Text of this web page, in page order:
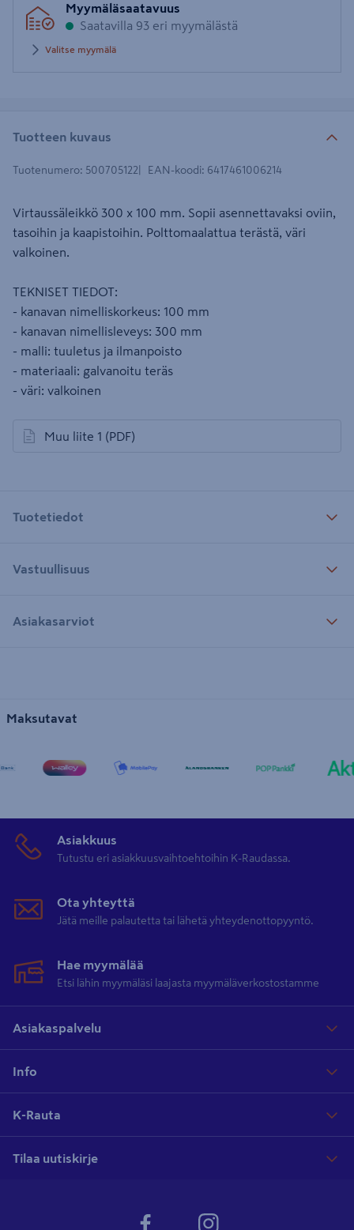
postinumero
Myymäläsaatavuus
Saatavilla 93 eri myymälästä
Valitse myymälä
Tuotteen kuvaus
Tuotenumero: 500705122 EAN-koodi: 6417461006214
Virtaussäleikkö 300 x 100 mm. Sopii asennettavaksi oviin,
tasoihin ja kaapistoihin. Polttomaalattua terästä, väri
valkoinen.
TEKNISET TIEDOT:
- kanavan nimelliskorkeus: 100 mm
- kanavan nimellisleveys: 300 mm
- malli: tuuletus ja ilmanpoisto
- materiaali: galvanoitu teräs
- väri: valkoinen
Muu liite 1 (PDF)
avautuu uuteen välilehteen
Tuotetiedot
Vastuullisuus
Asiakasarviot
Maksutavat
Asiakkuus
Tutustu eri asiakkuusvaihtoehtoihin K-Raudassa.
Ota yhteyttä
Jätä meille palautetta tai lähetä yhteydenottopyyntö.
Hae myymälää
Etsi lähin myymäläsi laajasta myymäläverkostostamme
Asiakaspalvelu
Info
K-Rauta
Tilaa uutiskirje